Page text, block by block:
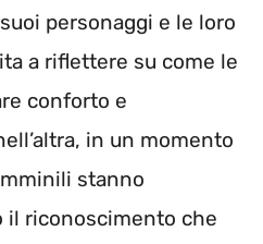
personaggi e le loro
a riflettere su come le
conforto e
in un momento
stanno
riconoscimento che